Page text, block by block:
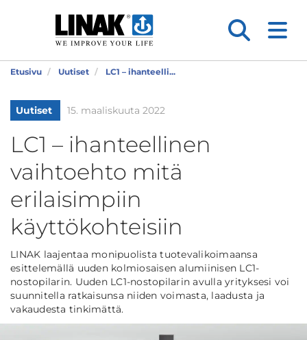
Etusivu Uutiset LC1 – ihanteelli...
Uutiset 15. maaliskuuta 2022
LC1 – ihanteellinen
vaihtoehto mitä
erilaisimpiin
käyttökohteisiin
LINAK laajentaa monipuolista tuotevalikoimaansa
esittelemällä uuden kolmiosaisen alumiinisen LC1-
nostopilarin. Uuden LC1-nostopilarin avulla yrityksesi voi
suunnitella ratkaisunsa niiden voimasta, laadusta ja
vakaudesta tinkimättä.